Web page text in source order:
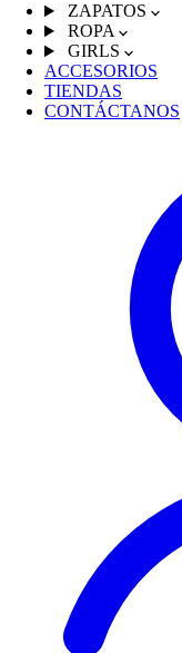
ZAPATOS
ROPA
GIRLS
ACCESORIOS
TIENDAS
CONTÁCTANOS